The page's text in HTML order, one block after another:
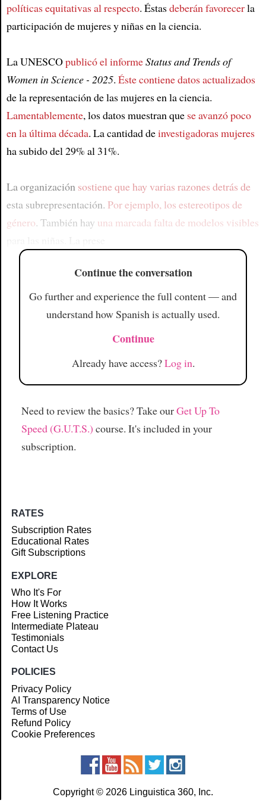
políticas equitativas al respecto. Éstasdeberán favorecerla
participación de mujeres y niñas en la ciencia.
La UNESCOpublicó el informeStatus and Trends of
Women in Science - 2025. Éste contiene datos actualizados
de la representación de las mujeres en la ciencia.
Lamentablemente, los datos muestran que se avanzó poco
en la última década. La cantidad deinvestigadoras mujeres
ha subido del 29% al 31%.
La organización sostiene que hay varias razones detrás de
esta subrepresentación. Por ejemplo, los estereotipos de
género. También hay una marcada falta de modelos visibles
Continue the conversation
Go further and experience the full content — and
understand how Spanish is actually used.
Continue
Already have access?Log in.
Need to review the basics? Take ourGet Up To
Speed (G.U.T.S.) course. It's included in your
subscription.
RATES
Subscription Rates
Educational Rates
Gift Subscriptions
EXPLORE
Who It's For
How It Works
Free Listening Practice
Intermediate Plateau
Testimonials
Contact Us
POLICIES
Privacy Policy
AI Transparency Notice
Terms of Use
Refund Policy
Cookie Preferences
Copyright © 2026 Linguistica 360, Inc.